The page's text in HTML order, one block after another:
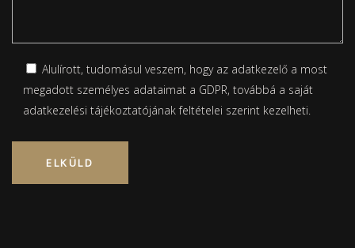
Alulírott, tudomásul veszem, hogy az adatkezelő a most
megadott személyes adataimat a GDPR, továbbá a saját
adatkezelési tájékoztatójánakfeltételei szerint kezelheti.
Please leave this field empty.